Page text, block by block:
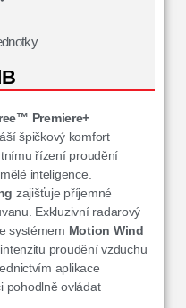
Premiere+
špičkový komfort
řízení proudění
inteligence.
zajišťuje příjemné
Exkluzivní radarový
systémem Motion Wind
proudění vzduchu
aplikace
pohodlně ovládat